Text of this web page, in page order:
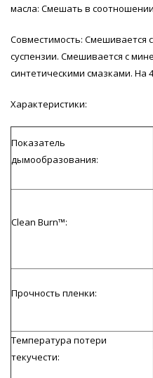
масла: Смешать в соотношении
Совместимость: Смешивается
суспензии. Смешивается с
синтетическими смазками. На
Характеристики:
Показатель
дымообразования:
Clean Burn™:
Прочность пленки:
Температура потери
текучести: